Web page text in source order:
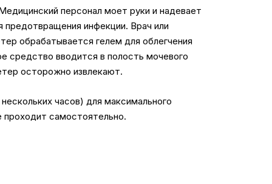
персонал моет руки и надевает
инфекции. Врач или
обрабатывается гелем для облегчения
средство вводится в полость мочевого
осторожно извлекают.
часов) для максимального
самостоятельно.